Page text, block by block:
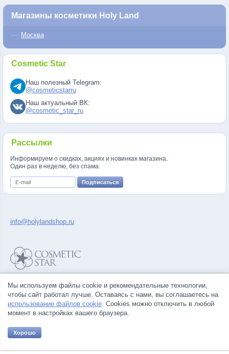
Магазины косметики Holy Land
Москва
Cosmetic Star
Наш полезный Telegram:
@cosmeticstarru
Наш актуальный ВК:
@cosmetic_star_ru
Рассылки
Информируем о скидках, акциях и новинках магазина.
Один раз в неделю, без спама.
Политика конфиденциальности
Правила продажи товаров
Согласие на обработку персональных данных
info@holylandshop.ru
© Все права на товарные знаки принадлежат их законным владельцам.
Мы используем файлы cookie и рекомендательные технологии,
чтобы сайт работал лучше. Оставаясь с нами, вы соглашаетесь на
использование файлов cookie. Cookies можно отключить в любой
момент в настройках вашего браузера.
Хорошо